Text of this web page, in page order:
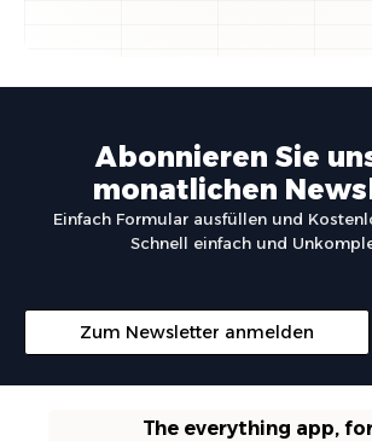
Abonnieren Sie
monatlichen
Einfach Formular ausfüllen und
Schnell einfach und
Zum Newsletter anmelden
The everything app,